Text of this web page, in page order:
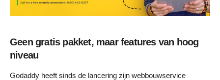
Geen gratis pakket, maar features van hoog
niveau
Godaddy heeft sinds de lancering zijn webbouwservice